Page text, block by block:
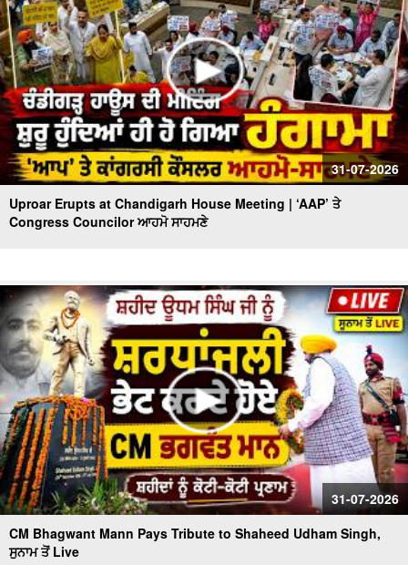
31-07-2026
Uproar Erupts at Chandigarh House Meeting | ‘AAP’ ਤੇ
Congress Councilor ਆਹਮੋ ਸਾਹਮਣੇ
31-07-2026
CM Bhagwant Mann Pays Tribute to Shaheed Udham Singh,
ਸੁਨਾਮ ਤੋਂ Live